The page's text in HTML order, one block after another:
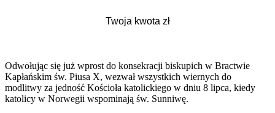
Odwołując się już wprost do konsekracji biskupich w Bractwie
Kapłańskim św. Piusa X, wezwał wszystkich wiernych do
modlitwy za jedność Kościoła katolickiego w dniu 8 lipca, kiedy
katolicy w Norwegii wspominają św. Sunniwę.